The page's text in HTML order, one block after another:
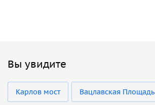
Вы увидите
Карлов мост Вацлавская Площадь